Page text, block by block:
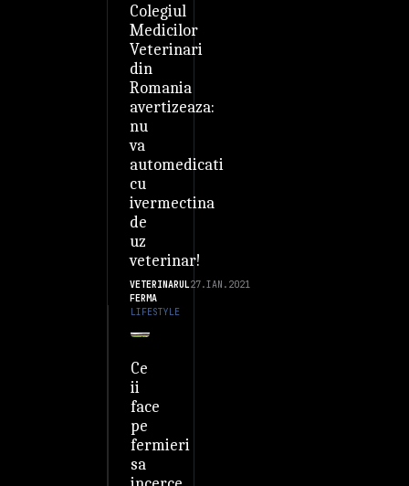
Colegiul
Medicilor
Veterinari
din
Romania
avertizeaza:
nu
va
automedicati
cu
ivermectina
de
uz
veterinar!
VETERINARUL
FERMA
27.IAN.2021
LIFESTYLE
Ce
ii
face
pe
fermieri
sa